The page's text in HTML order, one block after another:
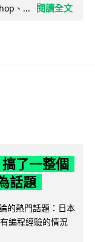
、...
閱讀全文
了一整個
話題
的熱門話題：日本
編程經驗的情況